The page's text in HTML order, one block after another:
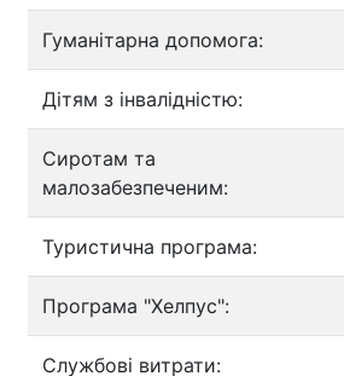
Гуманітарна допомога:
Дітям з інвалідністю:
Сиротам та
малозабезпеченим:
Туристична програма:
Програма "Хелпус":
Службові витрати: